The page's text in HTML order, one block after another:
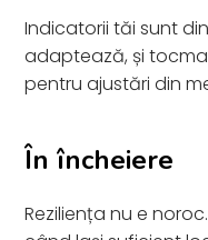
Indicatorii tăi sunt
adaptează, și
pentru ajustări din
În încheiere
Reziliența nu e